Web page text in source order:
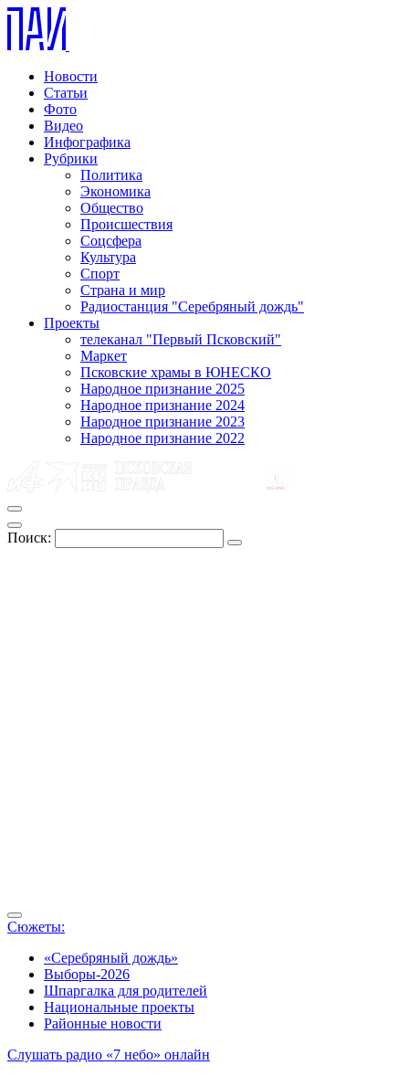
Новости
Статьи
Фото
Видео
Инфографика
Рубрики
Политика
Экономика
Общество
Происшествия
Соцсфера
Культура
Спорт
Страна и мир
Радиостанция "Серебряный дождь"
Проекты
телеканал "Первый Псковский"
Маркет
Псковские храмы в ЮНЕСКО
Народное признание 2025
Народное признание 2024
Народное признание 2023
Народное признание 2022
Поиск:
Сюжеты:
«Серебряный дождь»
Выборы-2026
Шпаргалка для родителей
Национальные проекты
Районные новости
Слушать радио «7 небо» онлайн